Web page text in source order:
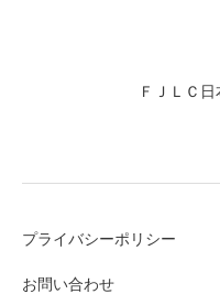
ＦＪＬＣ
プライバシーポリシー
お問い合わせ